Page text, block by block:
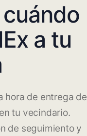
a tu
hora de entrega de
tu vecindario.
de seguimiento y